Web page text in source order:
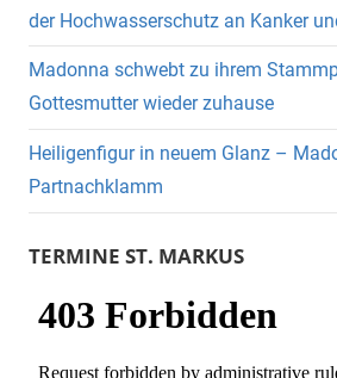
der Hochwasserschutz an Kanker
Madonna schwebt zu ihrem
Gottesmutter wieder zuhause
Heiligenfigur in neuem Glanz –
Partnachklamm
TERMINE ST. MARKUS